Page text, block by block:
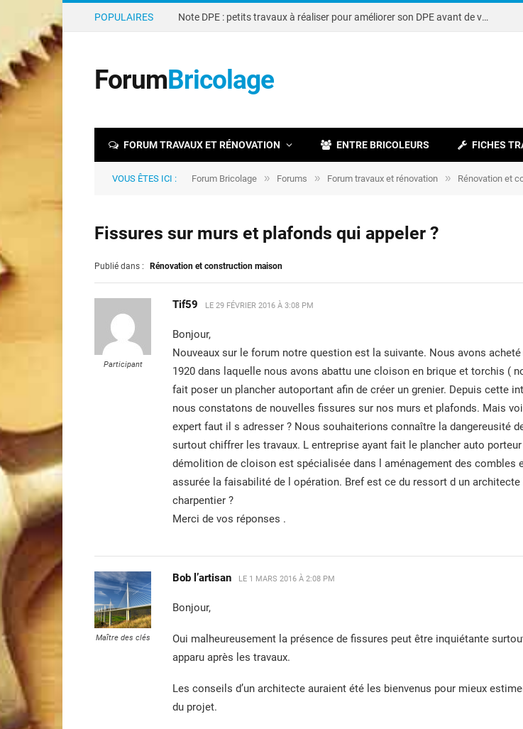
POPULAIRES Note DPE : petits travaux à réaliser pour améliorer son DPE avant de vendre
ForumBricolage
FORUM TRAVAUX ET RÉNOVATION ENTRE BRICOLEURS FICHES
VOUS ÊTES ICI : Forum Bricolage » Forums » Forum travaux et rénovation » Rénovation et
Fissures sur murs et plafonds qui appeler ?
Publié dans : Rénovation et construction maison
Participant
Tif59 LE 29 FÉVRIER 2016 À 3:08 PM
Bonjour,
Nouveaux sur le forum notre question est la suivante. Nous avons
1920 dans laquelle nous avons abattu une cloison en brique et torchis (
fait poser un plancher autoportant afin de créer un grenier. Depuis cette
nous constatons de nouvelles fissures sur nos murs et plafonds. Mais
expert faut il s adresser ? Nous souhaiterions connaître la dangereusité
surtout chiffrer les travaux. L entreprise ayant fait le plancher auto
démolition de cloison est spécialisée dans l aménagement des combles
assurée la faisabilité de l opération. Bref est ce du ressort d un architecte
charpentier ?
Merci de vos réponses .
Maître des clés
Bob l’artisan LE 1 MARS 2016 À 2:08 PM
Bonjour,
Oui malheureusement la présence de fissures peut être inquiétante
apparu après les travaux.
Les conseils d’un architecte auraient été les bienvenus pour mieux
du projet.